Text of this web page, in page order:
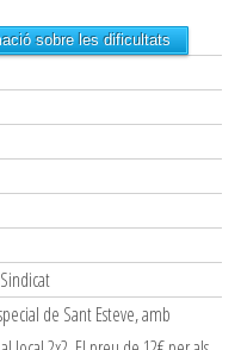
sobre les dificultats
de Sant Esteve, amb